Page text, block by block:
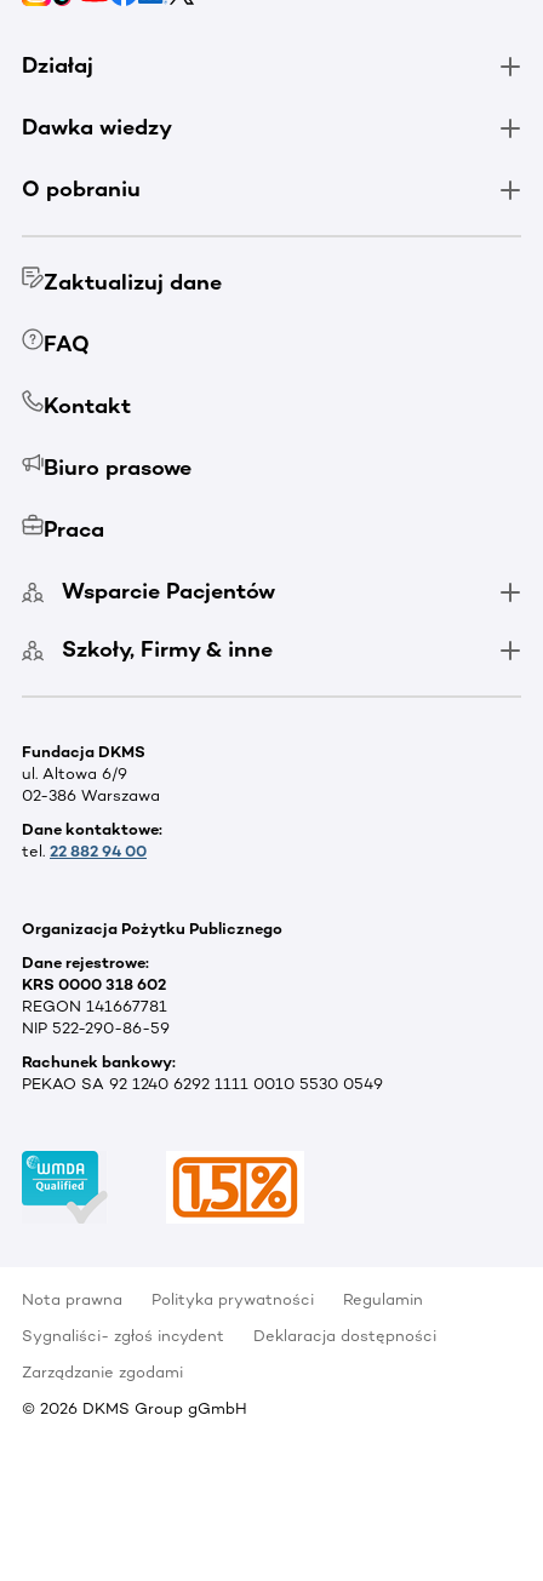
Działaj
Dawka wiedzy
O pobraniu
Zaktualizuj dane
FAQ
Kontakt
Biuro prasowe
Praca
Wsparcie Pacjentów
Szkoły, Firmy & inne
Fundacja DKMS
ul. Altowa 6/9
02-386 Warszawa
Dane kontaktowe:
tel. 22 882 94 00
Organizacja Pożytku Publicznego
Dane rejestrowe:
KRS 0000 318 602
REGON 141667781
NIP 522-290-86-59
Rachunek bankowy:
PEKAO SA 92 1240 6292 1111 0010 5530 0549
Nota prawna Polityka prywatności
Regulamin
Sygnaliści- zgłoś incydent
Deklaracja dostępności
Zarządzanie zgodami
© 2026 DKMS Group gGmbH